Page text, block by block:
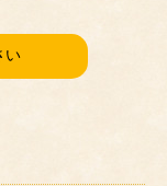
い